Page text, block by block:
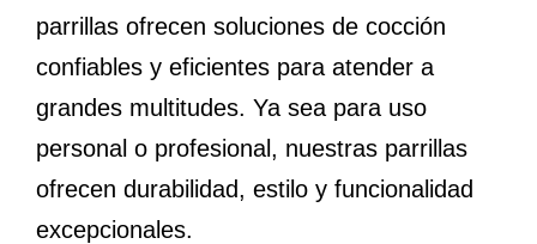
parrillas ofrecen soluciones de cocción
confiables y eficientes para atender a
grandes multitudes. Ya sea para uso
personal o profesional, nuestras parrillas
ofrecen durabilidad, estilo y funcionalidad
excepcionales.